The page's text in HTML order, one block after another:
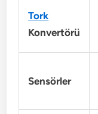
Tork
Konvertörü
Sensörler